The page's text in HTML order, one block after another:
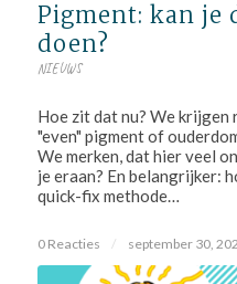
Pigment: kan je
doen?
NIEUWS
Hoe zit dat nu? We
"even" pigment of
We merken, dat hier veel
je eraan? En belangrijker:
quick-fix methode…
0 Reacties / september 30,